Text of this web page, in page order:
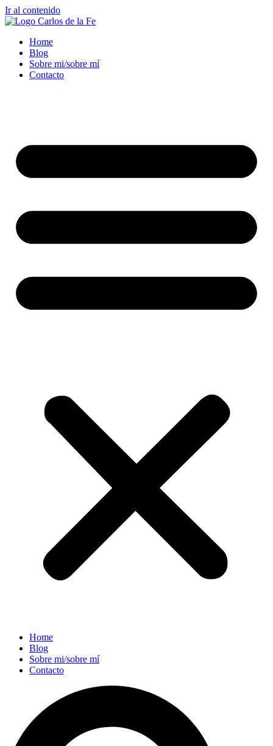
Ir al contenido
Home
Blog
Sobre mi/sobre mí
Contacto
Home
Blog
Sobre mi/sobre mí
Contacto